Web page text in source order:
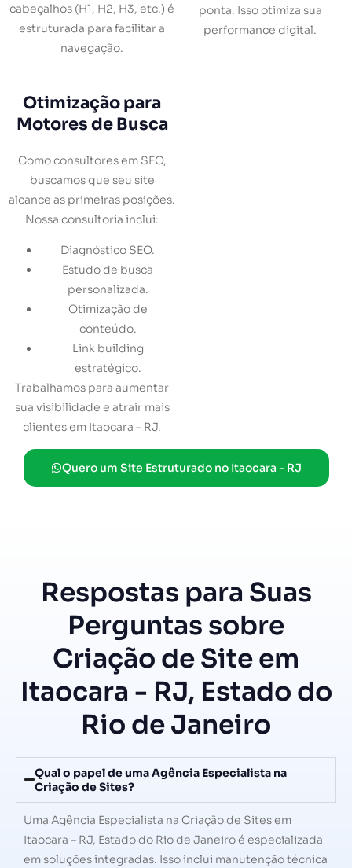
cabeçalhos (H1, H2, H3, etc.) é
estruturada para facilitar a
navegação.
ponta. Isso otimiza sua
performance digital.
Otimização para
Motores de Busca
Como consultores em SEO,
buscamos que seu site
alcance as primeiras posições.
Nossa consultoria inclui:
Diagnóstico SEO.
Estudo de busca
personalizada.
Otimização de
conteúdo.
Link building
estratégico.
Trabalhamos para aumentar
sua visibilidade e atrair mais
clientes em Itaocara – RJ.
Quero um Site Estruturado no Itaocara - RJ
Respostas para Suas
Perguntas sobre
Criação de Site em
Itaocara - RJ, Estado do
Rio de Janeiro
Qual o papel de uma Agência Especialista na
Criação de Sites?
Uma Agência Especialista na Criação de Sites em
Itaocara – RJ, Estado do Rio de Janeiro é especializada
em soluções integradas. Isso inclui manutenção técnica